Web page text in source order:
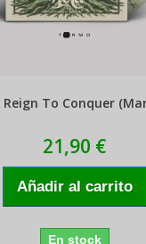
Reign To Conquer
21,90 €
Añadir al carrito
En stock